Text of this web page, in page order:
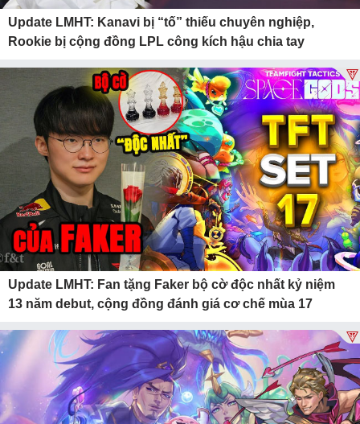
Update LMHT: Kanavi bị “tố” thiếu chuyên nghiệp,
Rookie bị cộng đồng LPL công kích hậu chia tay
Update LMHT: Fan tặng Faker bộ cờ độc nhất kỷ niệm
13 năm debut, cộng đồng đánh giá cơ chế mùa 17